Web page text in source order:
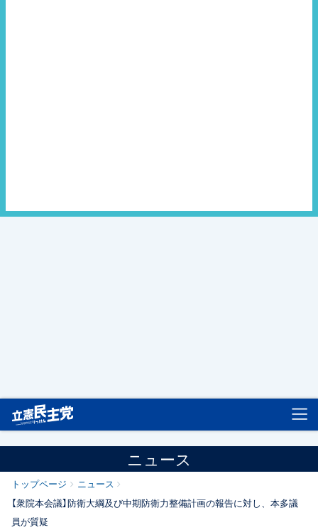
ニュース
トップページ
ニュース
【衆院本会議】防衛大綱及び中期防衛力整備計画の報告に対し、本多議
員が質疑